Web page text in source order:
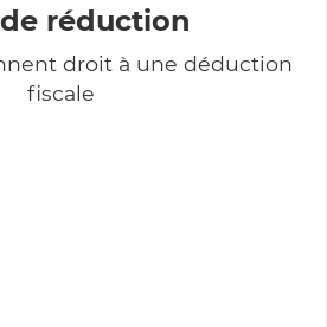
réduction
droit à une déduction
fiscale